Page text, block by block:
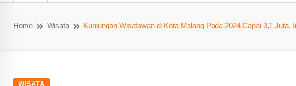
Home Wisata Kunjungan Wisatawan di Kota Malang Pada 2024 Capai 3,1 Juta,
WISATA